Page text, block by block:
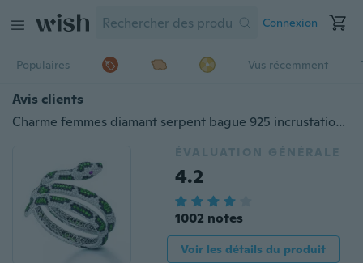
Connexion
Populaires Vus récemment
Avis clients
Charme femmes diamant serpent bague 925 incrustation d'argent sterling émeraude saphir anneaux fiançailles bijoux de mariage taille 6-11
ÉVALUATION GÉNÉRALE
4.2
1002 notes
Voir les détails du produit